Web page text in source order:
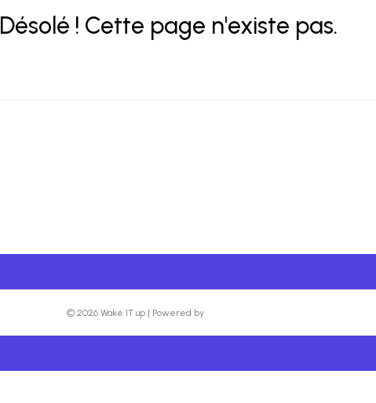
Désolé ! Cette page n'existe pas.
© 2026 Wake IT up | Powered by